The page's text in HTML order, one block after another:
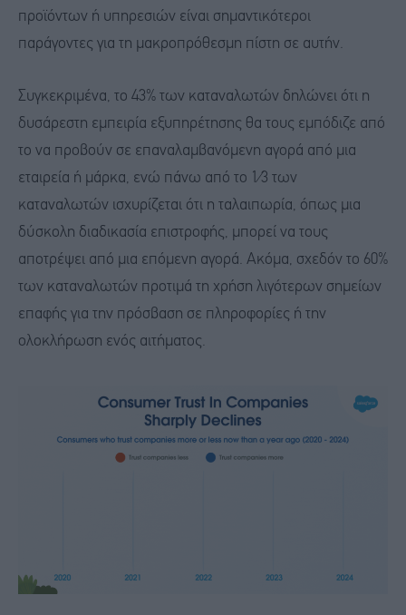
προϊόντων ή υπηρεσιών είναι σημαντικότεροι
παράγοντες για τη μακροπρόθεσμη πίστη σε αυτήν.
Συγκεκριμένα, το 43% των καταναλωτών δηλώνει ότι η
δυσάρεστη εμπειρία εξυπηρέτησης θα τους εμπόδιζε από
το να προβούν σε επαναλαμβανόμενη αγορά από μια
εταιρεία ή μάρκα, ενώ πάνω από το 1⁄3 των
καταναλωτών ισχυρίζεται ότι η ταλαιπωρία, όπως μια
δύσκολη διαδικασία επιστροφής, μπορεί να τους
αποτρέψει από μια επόμενη αγορά. Ακόμα, σχεδόν το 60%
των καταναλωτών προτιμά τη χρήση λιγότερων σημείων
επαφής για την πρόσβαση σε πληροφορίες ή την
ολοκλήρωση ενός αιτήματος.